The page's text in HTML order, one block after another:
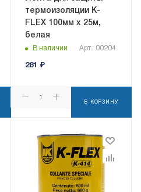
термоизоляции K-
FLEX 100мм х 25м,
белая
В наличии Арт.: 00204
281 ₽
В КОРЗИНУ